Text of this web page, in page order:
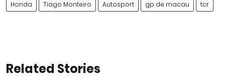
Honda Tiago Monteiro Autosport gp de macau tcr
Related Stories